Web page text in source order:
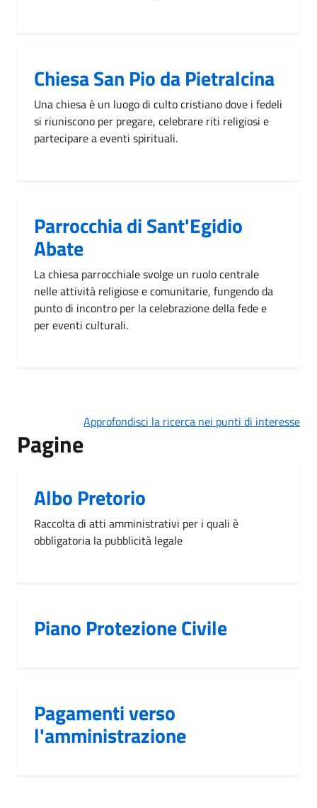
Chiesa San Pio da Pietralcina
Una chiesa è un luogo di culto cristiano dove i fedeli
si riuniscono per pregare, celebrare riti religiosi e
partecipare a eventi spirituali.
Parrocchia di Sant'Egidio
Abate
La chiesa parrocchiale svolge un ruolo centrale
nelle attività religiose e comunitarie, fungendo da
punto di incontro per la celebrazione della fede e
per eventi culturali.
Approfondisci la ricerca nei punti di interesse
Pagine
Albo Pretorio
Raccolta di atti amministrativi per i quali è
obbligatoria la pubblicità legale
Piano Protezione Civile
Pagamenti verso
l'amministrazione